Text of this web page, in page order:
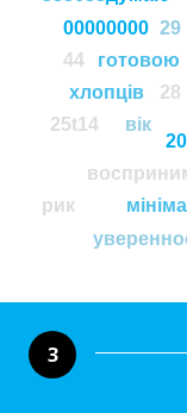
28
29
вік
готовою
хлопцiв
00000000
25t14
44
рик
3